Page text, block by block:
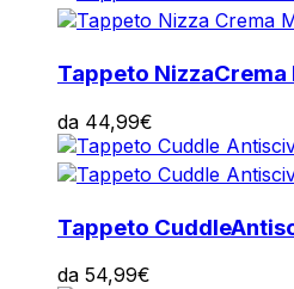
Tappeto Nizza
da 44,99€
Tappeto Cuddle
da 54,99€